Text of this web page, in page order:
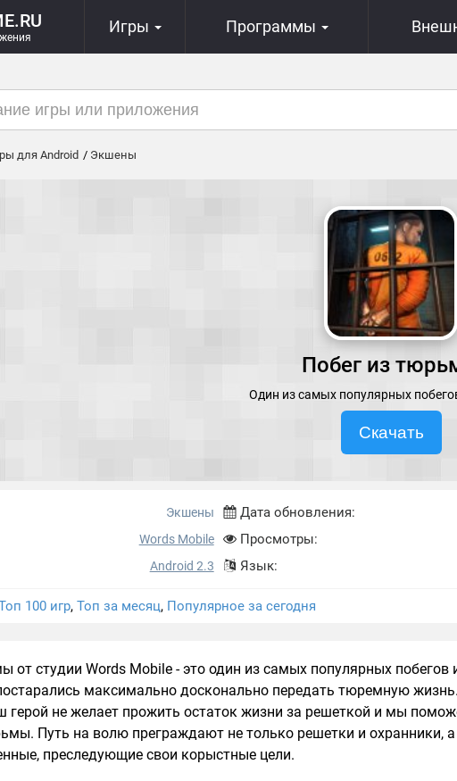
Игры Программы
для Android Экшены
Побег из
Один из самых популярных
Скачать
Экшены
Words Mobile
Android 2.3
Дата обновления:
Просмотры:
Язык:
100 игр, Топ за месяц, Популярное за сегодня
от студии Words Mobile - это один из самых популярных
максимально досконально передать тюремную жизнь.
герой не желает прожить остаток жизни за решеткой и мы
Путь на волю преграждают не только решетки и охранники,
преследующие свои корыстные цели.